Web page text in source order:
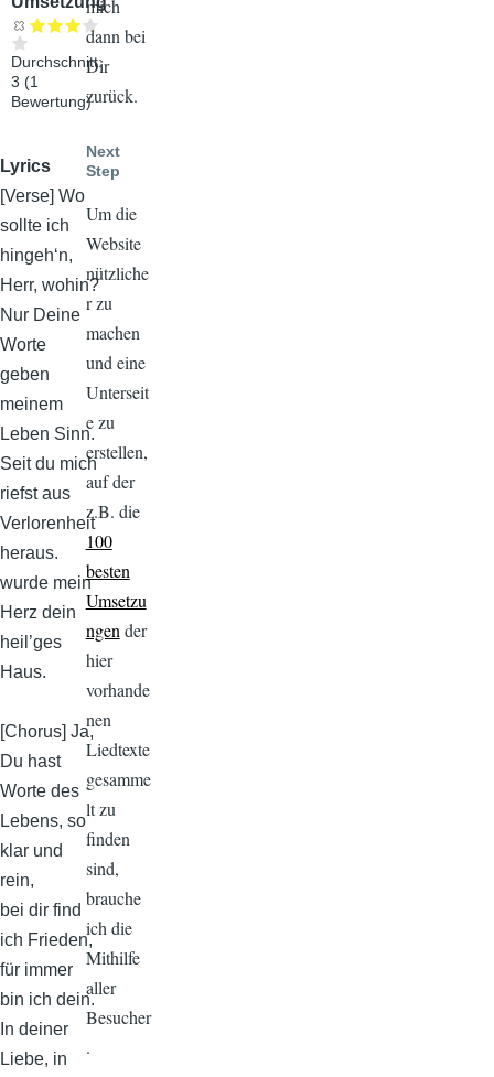
Durchschnitt:
3 (1
Bewertung)
Lyrics
[Verse] Wo
sollte ich
hingeh‘n,
Herr, wohin?
Nur Deine
Worte
geben
meinem
Leben Sinn.
Seit du mich
riefst aus
Verlorenheit
heraus.
wurde mein
Herz dein
heil’ges
Haus.
[Chorus] Ja,
Du hast
Worte des
Lebens, so
klar und
rein,
bei dir find
ich Frieden,
für immer
bin ich dein.
In deiner
Liebe, in
mich
dann bei
Dir
zurück.
Next
Step
Um die
Website
nützliche
r zu
machen
und eine
Unterseit
e zu
erstellen,
auf der
z.B. die
100
besten
Umsetzu
ngen der
hier
vorhande
nen
Liedtexte
gesamme
lt zu
finden
sind,
brauche
ich die
Mithilfe
aller
Besucher
.